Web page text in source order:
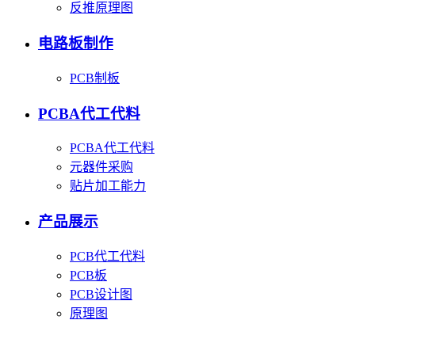
反推原理图
电路板制作
PCB制板
PCBA代工代料
PCBA代工代料
元器件采购
贴片加工能力
产品展示
PCB代工代料
PCB板
PCB设计图
原理图